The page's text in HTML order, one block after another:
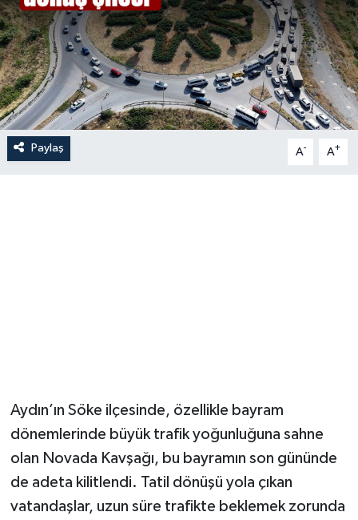
Paylaş A- A+
Aydın’ın Söke ilçesinde, özellikle bayram
dönemlerinde büyük trafik yoğunluğuna sahne
olan Novada Kavşağı, bu bayramın son gününde
de adeta kilitlendi. Tatil dönüşü yola çıkan
vatandaşlar, uzun süre trafikte beklemek zorunda